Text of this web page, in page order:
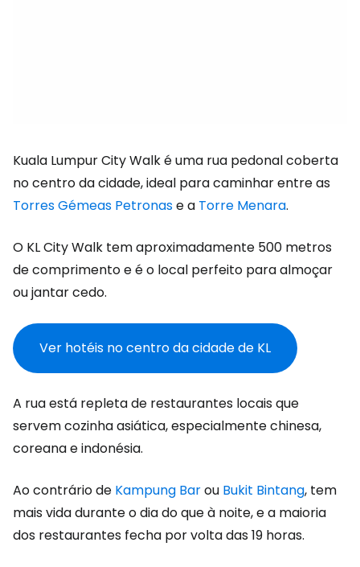
Kuala Lumpur City Walk é uma rua pedonal coberta
no centro da cidade, ideal para caminhar entre as
Torres Gémeas Petronase a Torre Menara.
O KL City Walk tem aproximadamente 500 metros
de comprimento e é o local perfeito para almoçar
ou jantar cedo.
Ver hotéis no centro da cidade de KL
A rua está repleta de restaurantes locais que
servem cozinha asiática, especialmente chinesa,
coreana e indonésia.
Ao contrário de Kampung Barou Bukit Bintang, tem
mais vida durante o dia do que à noite, e a maioria
dos restaurantes fecha por volta das 19 horas.